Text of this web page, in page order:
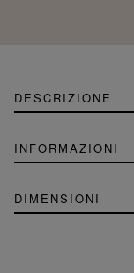
DESCRIZIONE
INFORMAZIONI
DIMENSIONI